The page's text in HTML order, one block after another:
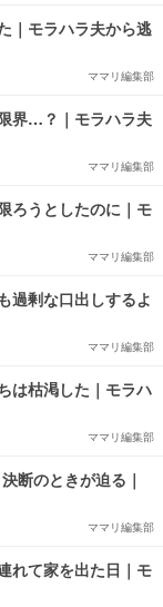
｜モラハラ夫から逃
ママリ編集部
界…？｜モラハラ夫
ママリ編集部
ろうとしたのに｜モ
ママリ編集部
過剰な口出しするよ
ママリ編集部
は枯渇した｜モラハ
ママリ編集部
断のときが迫る｜
ママリ編集部
れて家を出た日｜モ